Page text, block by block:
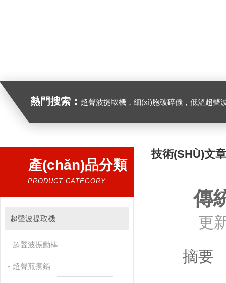
熱門搜索： 超聲波提取機，細(xì)胞破碎儀，低溫超聲
產(chǎn)品分類
PRODUCT CATEGORY
超聲波提取機
超聲波振動棒
超聲煎煮鍋
技術(SHÙ)文
傳
更
摘要